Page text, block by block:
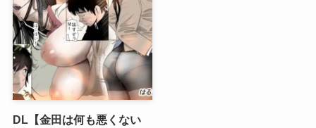
DL【金田は何も悪くない